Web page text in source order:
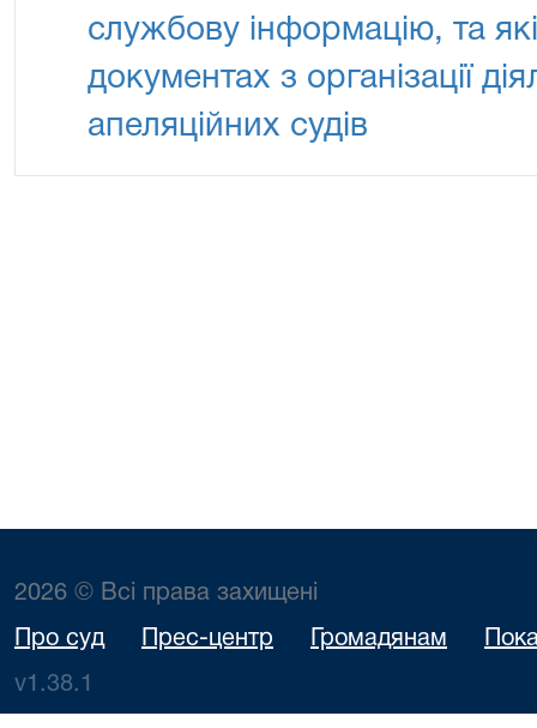
службову інформацію, та
документах з організації
апеляційних судів
2026 © Всі права захищені
Про суд Прес-центр Громадянам
v1.38.1